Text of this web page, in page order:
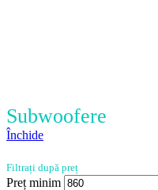
Subwoofere
Închide
Filtrați după preț
Preț minim